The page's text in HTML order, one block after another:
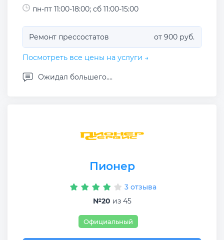
пн-пт 11:00-18:00; сб 11:00-15:00
Ремонт прессостатов от 900 руб.
Посмотреть все цены на услуги →
Ожидал большего....
Пионер
3 отзыва
№20 из 45
Официальный